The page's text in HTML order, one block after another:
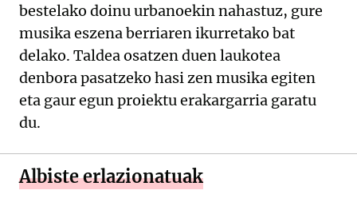
bestelako doinu urbanoekin nahastuz, gure
musika eszena berriaren ikurretako bat
delako. Taldea osatzen duen laukotea
denbora pasatzeko hasi zen musika egiten
eta gaur egun proiektu erakargarria garatu
du.
Albiste erlazionatuak